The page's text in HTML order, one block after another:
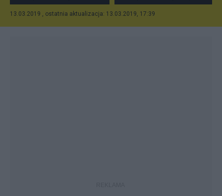
13.03.2019 , ostatnia aktualizacja: 13.03.2019, 17:39